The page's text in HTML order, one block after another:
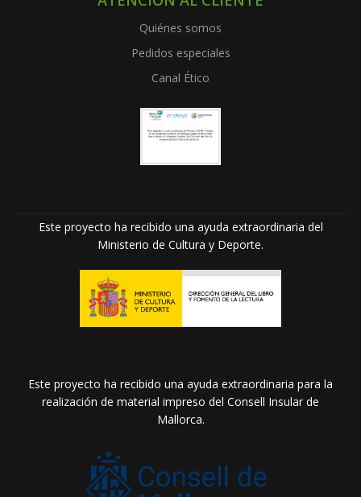
Quiénes somos
Pedidos especiales
Canal Ético
Este proyecto ha recibido una ayuda extraordinaria del
Ministerio de Cultura y Deporte.
Este proyecto ha recibido una ayuda extraordinaria para la
realización de material impreso del Consell Insular de
Mallorca.